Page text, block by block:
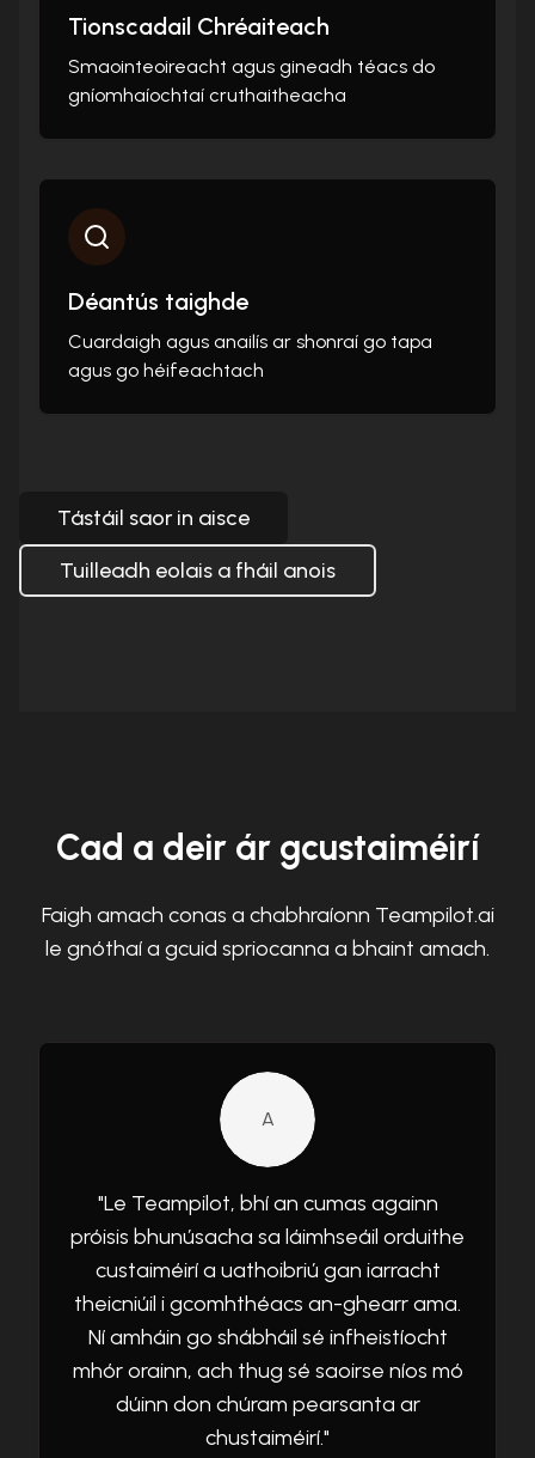
Tionscadail Chréaiteach
Smaointeoireacht agus gineadh téacs do
gníomhaíochtaí cruthaitheacha
Déantús taighde
Cuardaigh agus anailís ar shonraí go tapa
agus go héifeachtach
Tástáil saor in aisce
Tuilleadh eolais a fháil anois
Cad a deir ár gcustaiméirí
Faigh amach conas a chabhraíonn Teampilot.ai
le gnóthaí a gcuid spriocanna a bhaint amach.
A
"Le Teampilot, bhí an cumas againn
próisis bhunúsacha sa láimhseáil orduithe
custaiméirí a uathoibriú gan iarracht
theicniúil i gcomhthéacs an-ghearr ama.
Ní amháin go shábháil sé infheistíocht
mhór orainn, ach thug sé saoirse níos mó
dúinn don chúram pearsanta ar
chustaiméirí."